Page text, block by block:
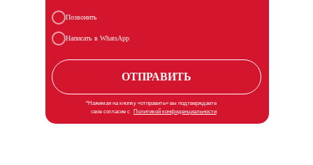
*Нажимая на кнопку «отправить» вы подтверждаете
свое согласие с
Политикой конфиденциальности
Позвонить
Написать в WhatsApp
ОТПРАВИТЬ